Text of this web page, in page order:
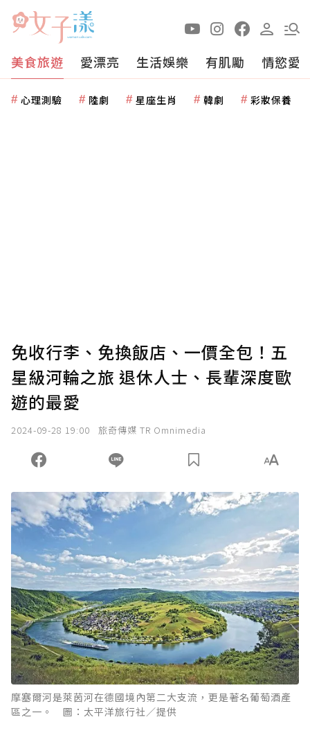
美食旅遊 愛漂亮 生活娛樂 有肌勵 情慾愛
心理測驗 陸劇 星座生肖 韓劇 彩妝保養
免收行李、免換飯店、一價全包！五
星級河輪之旅 退休人士、長輩深度歐
遊的最愛
2024-09-28 19:00 旅奇傳媒 TR Omnimedia
摩塞爾河是萊茵河在德國境內第二大支流，更是著名葡萄酒產
區之一。 圖：太平洋旅行社／提供